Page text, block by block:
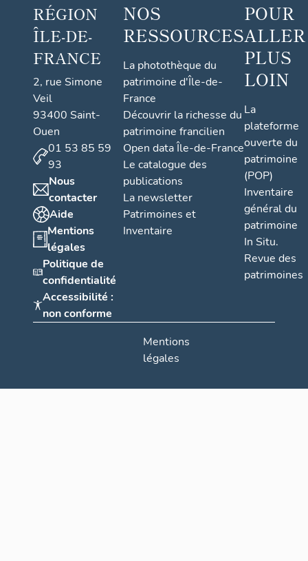
RÉGION
ÎLE-DE-
FRANCE
2, rue Simone
Veil
93400 Saint-
Ouen
01 53 85 59
93
Nous
contacter
Aide
Mentions
légales
Politique de
confidentialité
Accessibilité :
non conforme
NOS
RESSOURCES
La photothèque du
patrimoine d'Île-de-
France
Découvrir la richesse du
patrimoine francilien
Open data Île-de-France
Le catalogue des
publications
La newsletter
Patrimoines et
Inventaire
POUR
ALLER
PLUS
LOIN
La
plateforme
ouverte du
patrimoine
(POP)
Inventaire
général du
patrimoine
In Situ.
Revue des
patrimoines
Mentions
légales